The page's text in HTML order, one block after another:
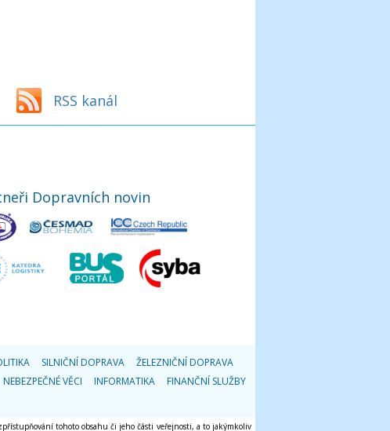
RSS kanál
Dopravních novin
SILNIČNÍ DOPRAVA
ŽELEZNIČNÍ DOPRAVA
NEBEZPEČNÉ VĚCI INFORMATIKA
FINANČNÍ SLUŽBY
tohoto obsahu či jeho části veřejnosti, a to jakýmkoliv